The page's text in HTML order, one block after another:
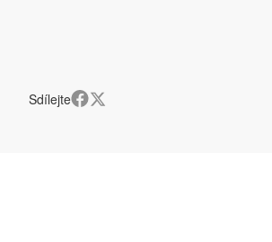
Sdílejte